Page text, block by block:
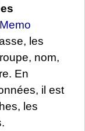
Memo
les
nom,
En
il est
les